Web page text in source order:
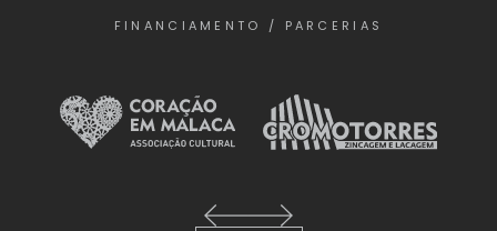
FINANCIAMENTO / PARCERIAS